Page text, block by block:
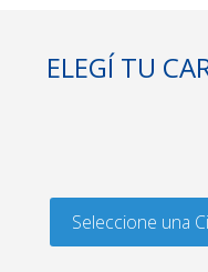
ELEGÍ TU